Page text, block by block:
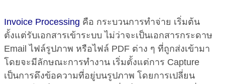
Invoice Processing คือ กระบวนการทำจ่าย เริ่มต้น
ตั้งแต่รับเอกสารเข้าระบบ ไม่ว่าจะเป็นเอกสารกระดาษ
Email ไฟล์รูปภาพ หรือไฟล์ PDF ต่าง ๆ ที่ถูกส่งเข้ามา
โดยจะมีลักษณะการทำงาน เริ่มตั้งแต่การ Capture
เป็นการดึงข้อความที่อยู่บนรูปภาพ โดยการเปลี่ยน